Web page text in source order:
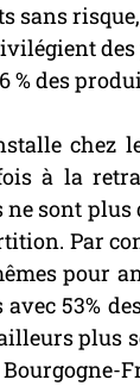
sans
des
chez
à la
sont
Par
pour
53%
plus